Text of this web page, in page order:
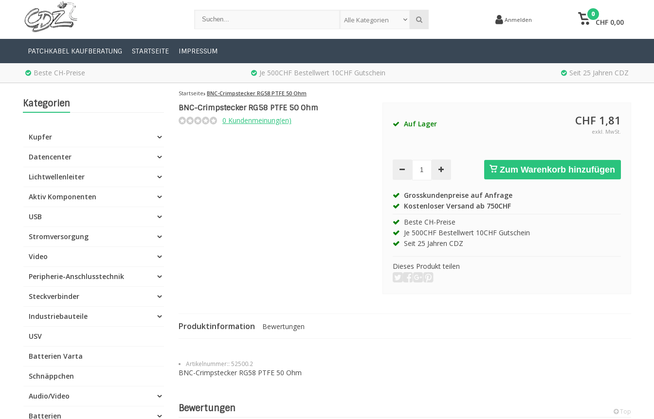
Alle Kategorien Anmelden
0
CHF 0,00
PATCHKABEL KAUFBERATUNG STARTSEITE IMPRESSUM
Beste CH-Preise Je 500CHF Bestellwert 10CHF Gutschein Seit 25 Jahren CDZ
Kategorien
Kupfer
Datencenter
Lichtwellenleiter
Aktiv Komponenten
USB
Stromversorgung
Video
Peripherie-Anschlusstechnik
Steckverbinder
Industriebauteile
USV
Batterien Varta
Schnäppchen
Audio/Video
Batterien
Startseite BNC-Crimpstecker RG58 PTFE 50 Ohm
BNC-Crimpstecker RG58 PTFE 50 Ohm
0 Kundenmeinung(en) Auf Lager CHF 1,81
exkl. MwSt.
Zum Warenkorb hinzufügen
Grosskundenpreise auf Anfrage
Kostenloser Versand ab 750CHF
Beste CH-Preise
Je 500CHF Bestellwert 10CHF Gutschein
Seit 25 Jahren CDZ
Dieses Produkt teilen
Produktinformation Bewertungen
Artikelnummer:: 52500.2
BNC-Crimpstecker RG58 PTFE 50 Ohm
Bewertungen Top